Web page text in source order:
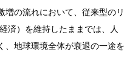
増の流れにおいて、従来型のリ
済）を維持したままでは、人
、地球環境全体が衰退の一途を